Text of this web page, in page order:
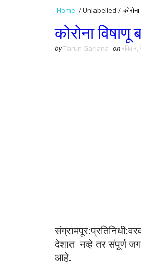
Home /Unlabelled /
कोरोना
byTarun Garjana on
देशात नव्हे तर संपूर्ण
आहे.